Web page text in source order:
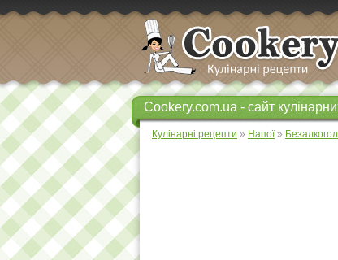
Cookery.com.ua - сайт
Кулінарні рецепти » Напої»